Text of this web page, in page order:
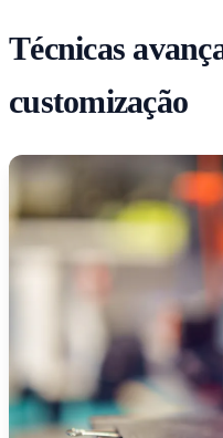
Técnicas
customização